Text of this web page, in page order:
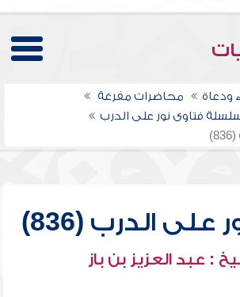
ودعاة
محاضرات مفرغة
فتاوى نور على الدرب
على الدرب (836)
: عبد العزيز بن باز